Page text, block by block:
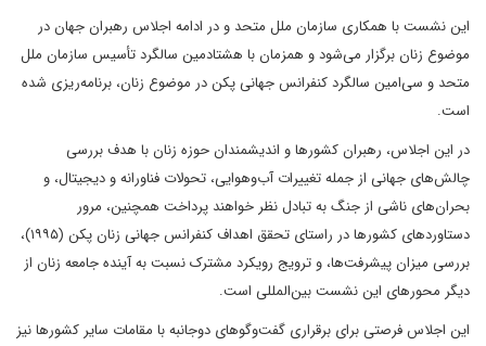
این نشست با همکاری سازمان ملل متحد و در ادامه اجلاس رهبران جهان در
موضوع زنان برگزار می‌شود و همزمان با هشتادمین سالگرد تأسیس سازمان ملل
متحد و سی‌امین سالگرد کنفرانس جهانی پکن در موضوع زنان، برنامه‌ریزی شده
است.
در این اجلاس، رهبران کشورها و اندیشمندان حوزه زنان با هدف بررسی
چالش‌های جهانی از جمله تغییرات آب‌وهوایی، تحولات فناورانه و دیجیتال، و
بحران‌های ناشی از جنگ به تبادل نظر خواهند پرداخت همچنین، مرور
دستاوردهای کشورها در راستای تحقق اهداف کنفرانس جهانی زنان پکن (۱۹۹۵)،
بررسی میزان پیشرفت‌ها، و ترویج رویکرد مشترک نسبت به آینده جامعه زنان از
دیگر محورهای این نشست بین‌المللی است.
این اجلاس فرصتی برای برقراری گفت‌وگوهای دوجانبه با مقامات سایر کشورها نیز